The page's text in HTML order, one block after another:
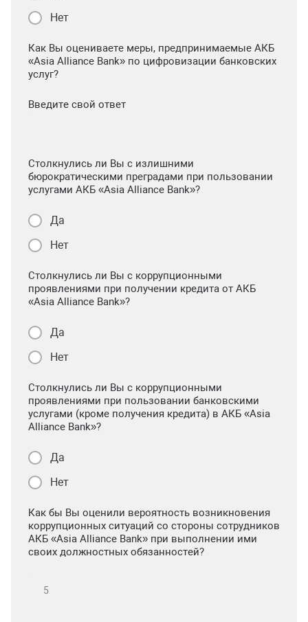
Нет
Как Вы оцениваете меры, предпринимаемые АКБ
«Asia Alliance Bank» по цифровизации банковских
услуг?
Введите свой ответ
Столкнулись ли Вы с излишними
бюрократическими преградами при пользовании
услугами АКБ «Asia Alliance Bank»?
Да
Нет
Столкнулись ли Вы с коррупционными
проявлениями при получении кредита от АКБ
«Asia Alliance Bank»?
Да
Нет
Столкнулись ли Вы с коррупционными
проявлениями при пользовании банковскими
услугами (кроме получения кредита) в АКБ «Asia
Alliance Bank»?
Да
Нет
Как бы Вы оценили вероятность возникновения
коррупционных ситуаций со стороны сотрудников
АКБ «Asia Alliance Bank» при выполнении ими
своих должностных обязанностей?